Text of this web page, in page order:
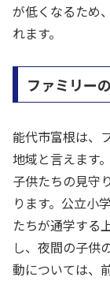
が低くなるため
れます。
ファミリー
能代市富根は、
地域と言えます
子供たちの見守
ります。公立小
たちが通学する
し、夜間の子供
動については、